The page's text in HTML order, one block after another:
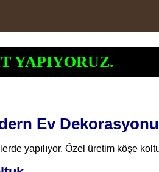
YAPIYORUZ.
Ev Dekorasyonu
yapılıyor. Özel üretim köşe